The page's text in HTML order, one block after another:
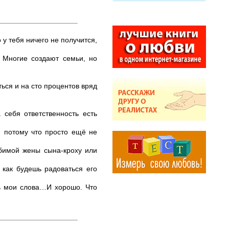
тебя ничего не получится,
создают семьи, но
и на сто процентов вряд
ответственность есть
потому что просто ещё не
жены сына-кроху или
будешь радоваться его
мои слова…И хорошо. Что